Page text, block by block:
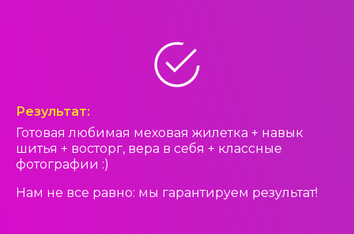
Результат:
Готовая любимая меховая жилетка + навык
шитья + восторг, вера в себя + классные
фотографии :)
Нам не все равно: мы гарантируем результат!